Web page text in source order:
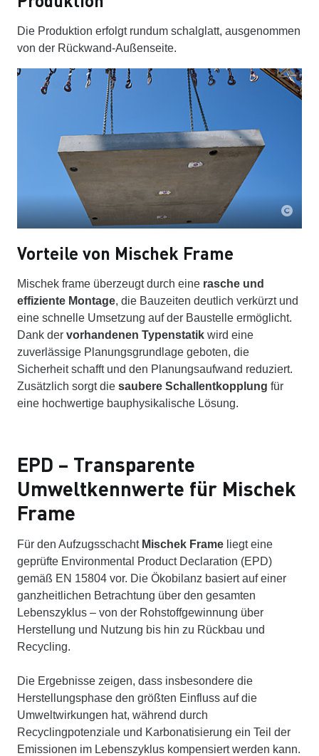
Die Produktion erfolgt rundum schalglatt, ausgenommen
von der Rückwand‑Außenseite.
Vorteile von Mischek Frame
Mischek frame überzeugt durch eine rasche und
effiziente Montage, die Bauzeiten deutlich verkürzt und
eine schnelle Umsetzung auf der Baustelle ermöglicht.
Dank der vorhandenen Typenstatik wird eine
zuverlässige Planungsgrundlage geboten, die
Sicherheit schafft und den Planungsaufwand reduziert.
Zusätzlich sorgt die saubere Schallentkopplung für
eine hochwertige bauphysikalische Lösung.
EPD – Transparente
Umweltkennwerte für Mischek
Frame
Für den Aufzugsschacht Mischek Frame liegt eine
geprüfte Environmental Product Declaration (EPD)
gemäß EN 15804 vor. Die Ökobilanz basiert auf einer
ganzheitlichen Betrachtung über den gesamten
Lebenszyklus – von der Rohstoffgewinnung über
Herstellung und Nutzung bis hin zu Rückbau und
Recycling.
Die Ergebnisse zeigen, dass insbesondere die
Herstellungsphase den größten Einfluss auf die
Umweltwirkungen hat, während durch
Recyclingpotenziale und Karbonatisierung ein Teil der
Emissionen im Lebenszyklus kompensiert werden kann.